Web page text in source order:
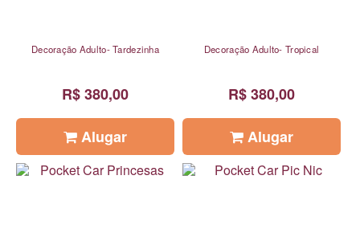
Decoração Adulto- Tardezinha
R$ 380,00
Alugar
Decoração Adulto- Tropical
R$ 380,00
Alugar